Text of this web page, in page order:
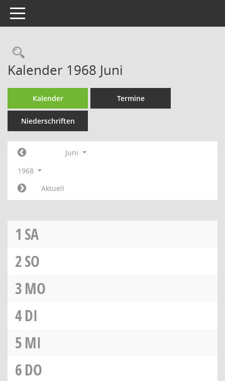
Toggle navigation
Rechercheauswahl
Kalender 1968 Juni
Kalender Termine
Niederschriften
Juni
1968
Aktuell
1 SA
2SO
3MO
4DI
5MI
6DO